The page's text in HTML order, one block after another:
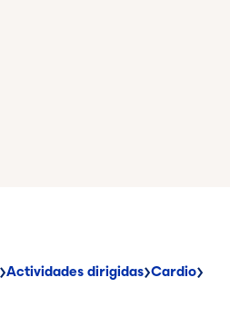
Actividades dirigidas Cardio